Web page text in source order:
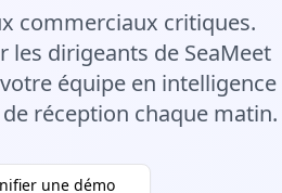
commerciaux critiques.
dirigeants de SeaMeet
équipe en intelligence
réception chaque matin.
une démo